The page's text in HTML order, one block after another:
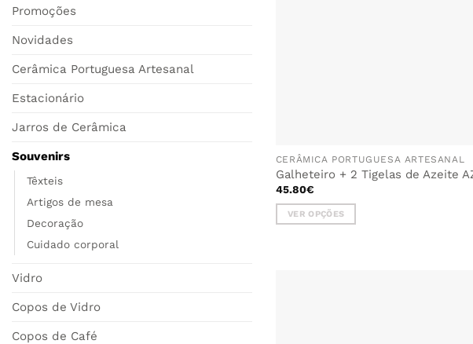
Promoções
Novidades
Cerâmica Portuguesa Artesanal
Estacionário
Jarros de Cerâmica
Souvenirs
Têxteis
Artigos de mesa
Decoração
Cuidado corporal
Vidro
Copos de Vidro
Copos de Café
CERÂMICA PORTUGUESA ARTESANAL
Galheteiro + 2 Tigelas de Azeite
45.80€
VER OPÇÕES